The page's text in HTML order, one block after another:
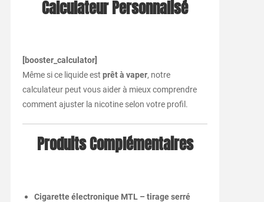
Calculateur Personnalisé
[booster_calculator]
Même sice liquideest prêtà vaper, notre
calculateur peut vousaiderà mieuxcomprendre
comment ajuster la nicotine selon votre profil.
ProduitsComplémentaires
Cigaretteélectronique MTL – tirageserré